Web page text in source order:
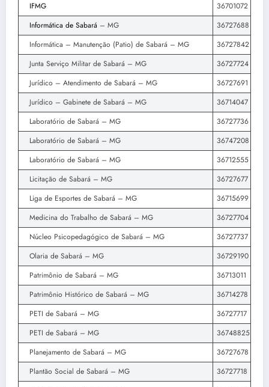
IFMG
36701072
Informática de Sabará – MG
36727688
Informática – Manutenção (Patio) de Sabará – MG
36727842
Junta Serviço Militar de Sabará – MG
36727724
Jurídico – Atendimento de Sabará – MG
36727691
Jurídico – Gabinete de Sabará – MG
36714047
Laboratório de Sabará – MG
36727736
Laboratório de Sabará – MG
36747208
Laboratório de Sabará – MG
36712555
Licitação de Sabará – MG
36727677
Liga de Esportes de Sabará – MG
36715699
Medicina do Trabalho de Sabará – MG
36727704
Núcleo Psicopedagógico de Sabará – MG
36727737
Olaria de Sabará – MG
36729190
Patrimônio de Sabará – MG
36713011
Patrimônio Histórico de Sabará – MG
36714278
PETI de Sabará – MG
36727717
PETI de Sabará – MG
36748825
Planejamento de Sabará – MG
36727678
Plantão Social de Sabará – MG
36727718